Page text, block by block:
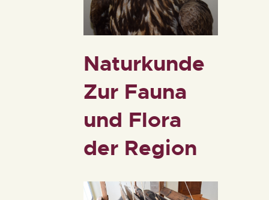
Naturkunde
Zur Fauna
und Flora
der Region